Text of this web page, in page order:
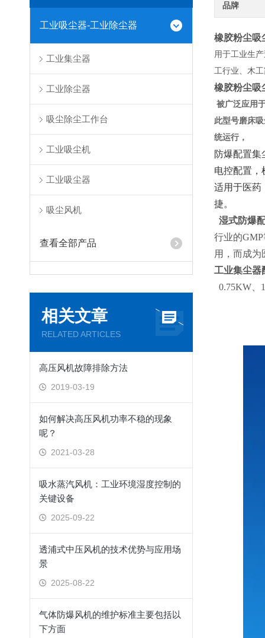
工业吸尘器-工业除尘器
工业集尘器
工业除尘器
吸尘除尘工作台
工业吸尘机
工业吸尘器
吸尘风机
查看全部产品
相关文章
RELATED ARTICLES
高压风机故障排除方法
2019-03-19
如何解决高压风机功率不稳的现象
呢？
2021-03-28
吸水蒸汽风机：工业环境湿度控制的
关键设备
2025-09-22
透浦式中压风机的技术优势与应用场
景
2025-08-22
气体防爆风机的维护标准主要包括以
下方面
品牌
橡胶粉尘吸
用于工业生
工行业、木
橡胶粉尘吸
被广泛应用
此型号磨床
统运行，
防爆配置
电控配置，
适用于医药
捷。
湿式防爆
行业的
用，而成
工业集尘器
0.75KW、